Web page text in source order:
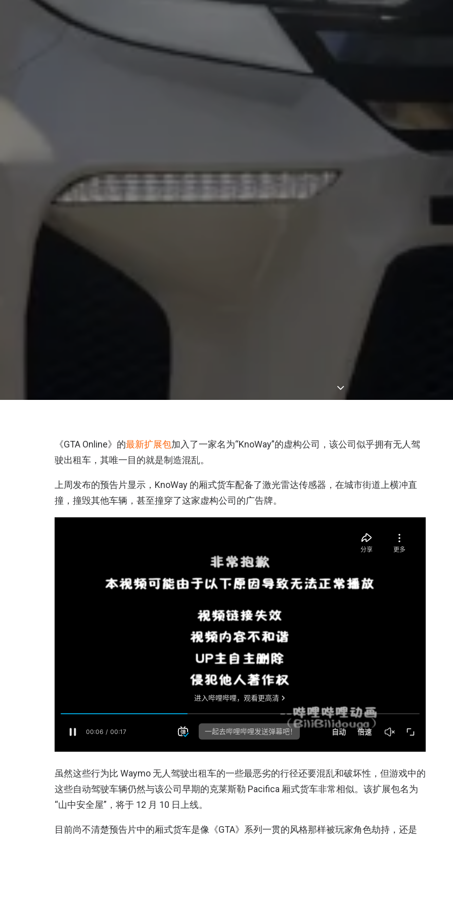
《GTA Online》的最新扩展包加入了一家名为“KnoWay”的虚构公司，该公司似乎拥有无人驾
驶出租车，其唯一目的就是制造混乱。
上周发布的预告片显示，KnoWay 的厢式货车配备了激光雷达传感器，在城市街道上横冲直
撞，撞毁其他车辆，甚至撞穿了这家虚构公司的广告牌。
虽然这些行为比 Waymo 无人驾驶出租车的一些最恶劣的行径还要混乱和破坏性，但游戏中的
这些自动驾驶车辆仍然与该公司早期的克莱斯勒 Pacifica 厢式货车非常相似。该扩展包名为
“山中安全屋”，将于 12 月 10 日上线。
目前尚不清楚预告片中的厢式货车是像《GTA》系列一贯的风格那样被玩家角色劫持，还是